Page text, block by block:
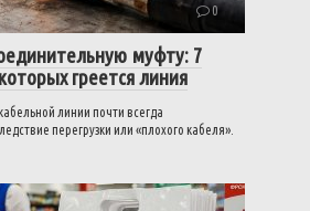
0
муфту: 7
греется линия
линии почти всегда
перегрузки или «плохого кабеля».